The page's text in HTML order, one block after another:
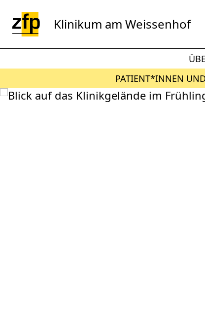
Klinikum am Weissenhof
PATIENT*INNEN